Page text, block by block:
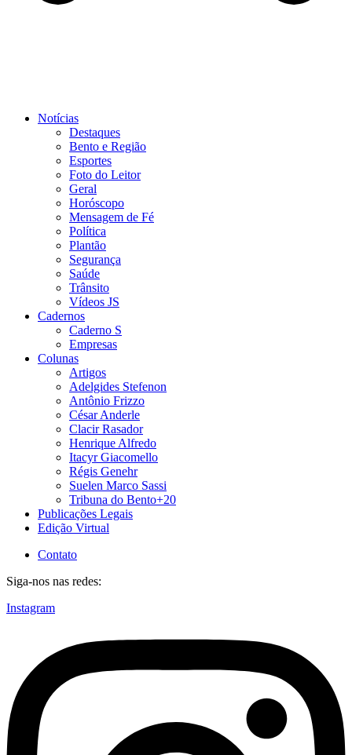
Notícias
Destaques
Bento e Região
Esportes
Foto do Leitor
Geral
Horóscopo
Mensagem de Fé
Política
Plantão
Segurança
Saúde
Trânsito
Vídeos JS
Cadernos
Caderno S
Empresas
Colunas
Artigos
Adelgides Stefenon
Antônio Frizzo
César Anderle
Clacir Rasador
Henrique Alfredo
Itacyr Giacomello
Régis Genehr
Suelen Marco Sassi
Tribuna do Bento+20
Publicações Legais
Edição Virtual
Contato
Siga-nos nas redes:
Instagram